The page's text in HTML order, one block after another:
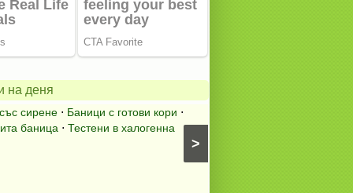
на деня
>
сирене ⋅ Баници с готови кори ⋅
баница ⋅ Тестени в халогенна